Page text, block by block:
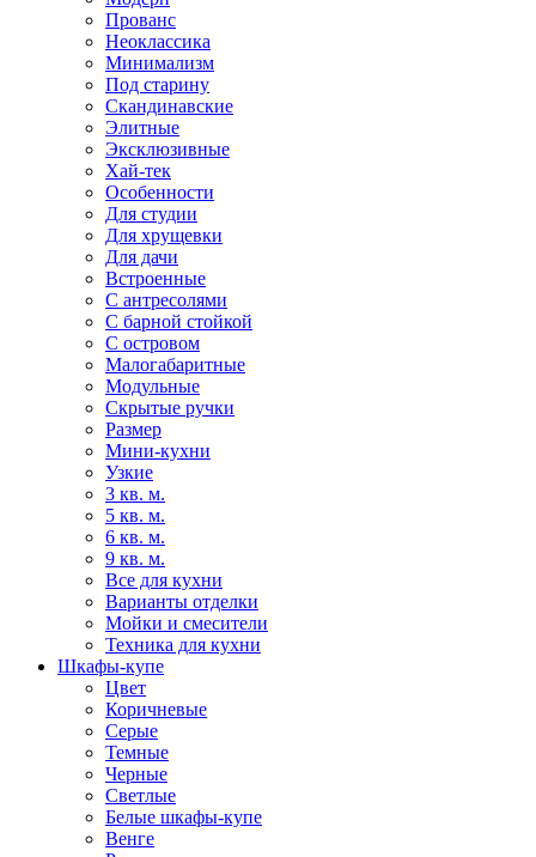
Прованс
Неоклассика
Минимализм
Под старину
Скандинавские
Элитные
Эксклюзивные
Хай-тек
Особенности
Для студии
Для хрущевки
Для дачи
Встроенные
С антресолями
С барной стойкой
С островом
Малогабаритные
Модульные
Скрытые ручки
Размер
Мини-кухни
Узкие
3 кв. м.
5 кв. м.
6 кв. м.
9 кв. м.
Все для кухни
Варианты отделки
Мойки и смесители
Техника для кухни
Шкафы-купе
Цвет
Коричневые
Серые
Темные
Черные
Светлые
Белые шкафы-купе
Венге